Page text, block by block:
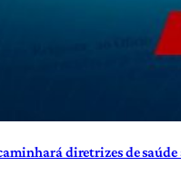
diretrizes de